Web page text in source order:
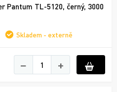
Pantum TL-5120, černý, 3000
Skladem - externě
− +